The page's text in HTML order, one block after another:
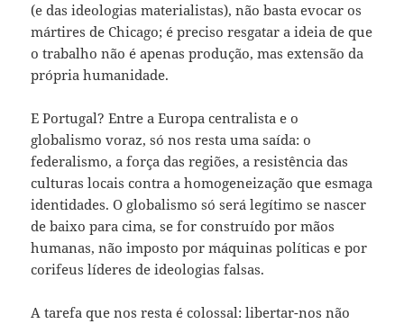
(e das ideologias materialistas), não basta evocar os
mártires de Chicago; é preciso resgatar a ideia de que
o trabalho não é apenas produção, mas extensão da
própria humanidade.
E Portugal? Entre a Europa centralista e o
globalismo voraz, só nos resta uma saída: o
federalismo, a força das regiões, a resistência das
culturas locais contra a homogeneização que esmaga
identidades. O globalismo só será legítimo se nascer
de baixo para cima, se for construído por mãos
humanas, não imposto por máquinas políticas e por
corifeus líderes de ideologias falsas.
A tarefa que nos resta é colossal: libertar-nos não